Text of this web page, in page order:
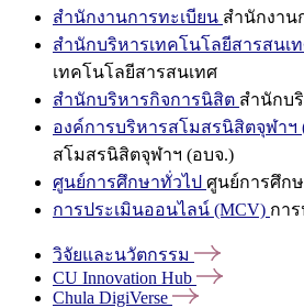
สำนักงานการทะเบียน สำนักงาน
สำนักบริหารเทคโนโลยีสารสนเ
เทคโนโลยีสารสนเทศ
สำนักบริหารกิจการนิสิต สำนักบ
องค์การบริหารสโมสรนิสิตจุฬาฯ
สโมสรนิสิตจุฬาฯ (อบจ.)
ศูนย์การศึกษาทั่วไป ศูนย์การศึก
การประเมินออนไลน์ (MCV) กา
วิจัยและนวัตกรรม
CU Innovation Hub
Chula DigiVerse